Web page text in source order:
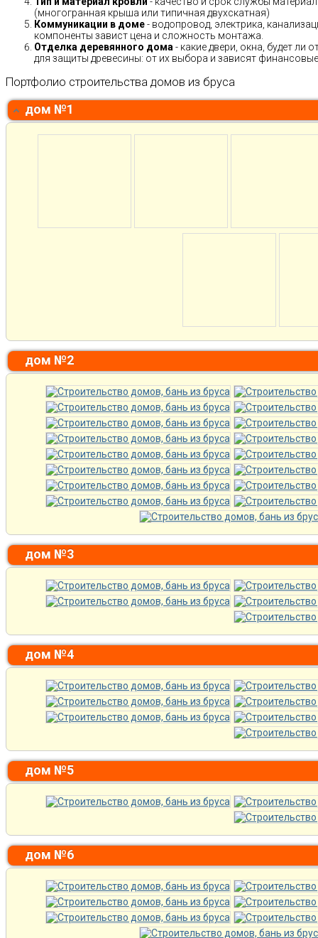
(многогранная крыша или типичная двухскатная)
Коммуникации в доме- водопровод, электрика,
компоненты завист цена и сложность монтажа.
Отделка деревянного дома - какие двери, окна, будет
для защиты древесины: от их выбора и зависят
Портфолио строительства домов из бруса
дом №1
дом №2
дом №3
дом №4
дом №5
дом №6